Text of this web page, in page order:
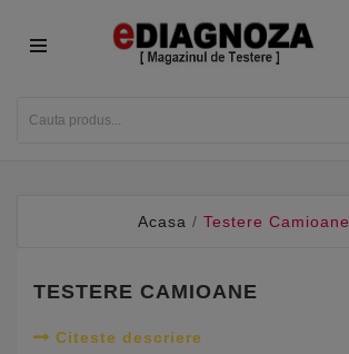
Acasa Testere Camioane
TESTERE CAMIOANE
Citeste descriere